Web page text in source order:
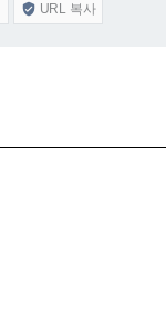
 URL 복사